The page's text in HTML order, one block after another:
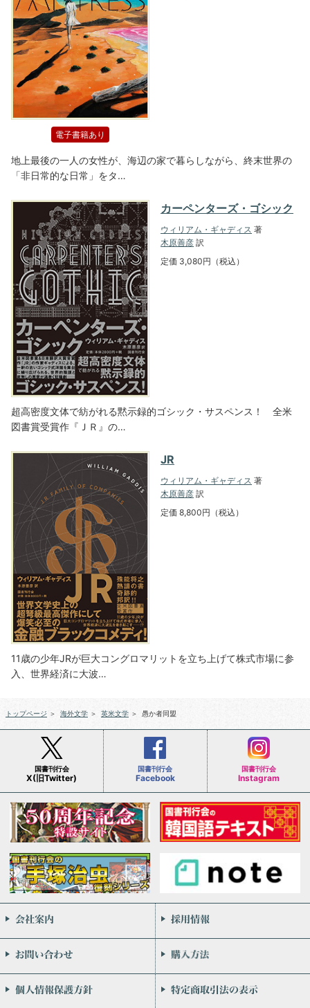
電子書籍あり
地上最後の一人の女性が、海辺の家で暮らしながら、終末世界の
「非日常的な日常」をタ…
カーペンターズ・ゴシック
ウィリアム・ギャディス 著
木原善彦 訳
定価 3,080円（税込）
超高密度文体で紡がれる黙示録的ゴシック・サスペンス！ 全米
図書賞受賞作『ＪＲ』の…
JR
ウィリアム・ギャディス 著
木原善彦 訳
定価 8,800円（税込）
11歳の少年JRが巨大コングロマリットを立ち上げて株式市場に参
入、世界経済に大波…
トップページ ＞ 海外文学 ＞ 英米文学 ＞ 愚か者同盟
国書刊行会
X(旧Twitter)
国書刊行会
Facebook
国書刊行会
Instagram
会社案内
お問い合わせ
個人情報保護方針